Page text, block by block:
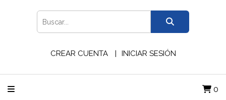
CREAR CUENTA INICIAR SESIÓN
0